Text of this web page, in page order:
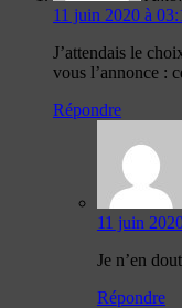
11 juin 2020 à
J’attendais le
vous l’annonce :
Répondre
11 juin
Je n’en
Répondre